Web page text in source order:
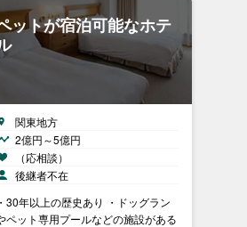
ットが宿泊可能なホテ
関東地方
2億円～5億円
（応相談）
後継者不在
・30年以上の歴史あり ・ドッグラン
ペット専用プールなどの施設がある